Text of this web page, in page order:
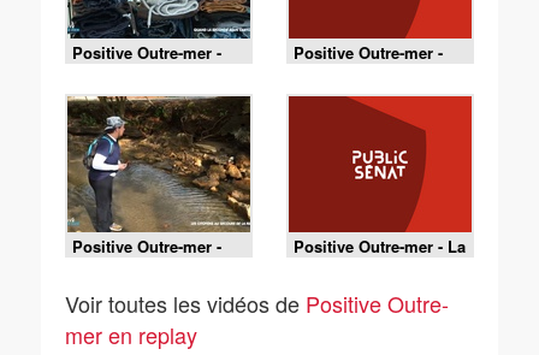
Positive Outre-mer -
Guyane : une boutique
solidaire donne une
seconde vie aux objets
pour enfants
Positive Outre-mer -
Martinique : un
laboratoire citoyen
pour inventer
l'écologie au quotidien
Positive Outre-mer -
Guyane : des citoyens
contre les pollutions
sauvages
Positive Outre-mer - La
Réunion : des
tourisme accélèrent
leur transition
Voir toutes les vidéos de Positive Outre-
mer en replay